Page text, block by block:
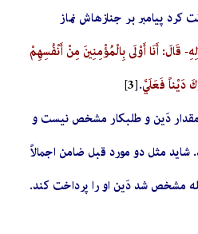
کرد پیامبر بر جنازه­اش نماز
قَالَ: أَنَا أَوْلَى بِالْمُؤْمِنِينَ مِنْ أَنْفُسِهِمْ
دَيْناً فَعَلَيَّ.
[3]
دَین و طلبکار مشخص نیست و
شاید مثل دو مورد قبل ضامن اجمالاً
مشخص شد دَین او را پرداخت کند.